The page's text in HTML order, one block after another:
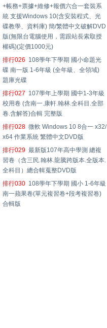
+帳務+票據+維修+報價六合一套裝系
統 支援Windows 10(含安裝程式、光
碟教學、資料庫) 簡/繁體中文破解DVD
版(無限台電腦使用，需跟站長索取授
權碼)(定價1000元)
排行026 108學年下學期 國小命題光
碟 南一版 1-6年級 (全年級、全領域)
題庫光碟
排行027 107學年上學期 國中1-3年級
校用卷 (含南一.康軒.翰林.全科目.全部
卷.含解答)合輯 完整版
排行028 微軟 Windows 10 8合一 x32/
x64 作業系統 繁體中文DVD版
排行029 最新版107年高中學測 總複
習卷（含三民.翰林.龍騰跨版本.全版本.
全科目）總合輯蒐整DVD版
排行030 108學年下學期 國小 1-6年級
南一蘋果卷(單元複習卷+段考複習卷)
合輯版